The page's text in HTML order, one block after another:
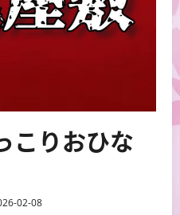
こりおひな
02-08